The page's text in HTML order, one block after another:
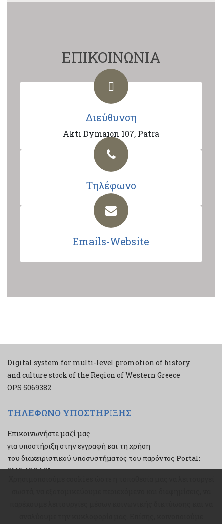
ΕΠΙΚΟΙΝΩΝΙΑ
Διεύθυνση
Akti Dymaion 107, Patra
Τηλέφωνο
Emails-Website
Digital system for multi-level promotion of history
and culture stock of the Region of Western Greece
ΟPS 5069382
ΤΗΛΕΦΩΝΟ ΥΠΟΣΤΗΡΙΞΗΣ
Επικοινωνήστε μαζί μας
για υποστήριξη στην εγγραφή και τη χρήση
του διαχειριστικού υποσυστήματος του παρόντος Portal:
2610 43 34 21